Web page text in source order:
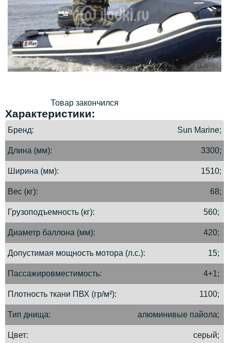
Товар закончился
Характеристики:
Бренд Sun Marine;
Длина (мм) 3300;
Ширина (мм) 1510;
Вес (кг) 68;
Грузоподъемность (кг) 560;
Диаметр баллона (мм) 420;
Допустимая мощность мотора (л.с.) 15;
Пассажировместимость 4+1;
Плотность ткани ПВХ (гр/м²) 1100;
Тип днища алюминивые пайола;
Цвет серый;